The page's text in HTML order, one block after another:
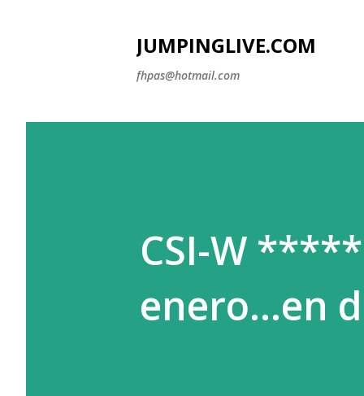
JUMPINGLIVE.COM
fhpas@hotmail.com
CSI-W
enero...en